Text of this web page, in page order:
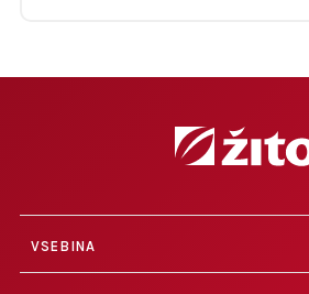
VSEBINA